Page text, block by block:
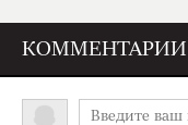
КОММЕНТАРИИ